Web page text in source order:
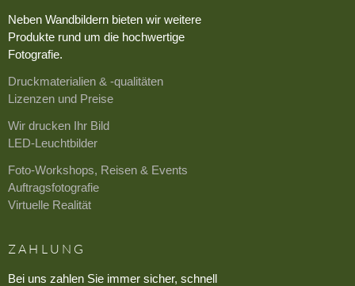
Neben Wandbildern bieten wir weitere
Produkte rund um die hochwertige
Fotografie.
Druckmaterialien & -qualitäten
Lizenzen und Preise
Wir drucken Ihr Bild
LED-Leuchtbilder
Foto-Workshops, Reisen & Events
Auftragsfotografie
Virtuelle Realität
ZAHLUNG
Bei uns zahlen Sie immer sicher, schnell